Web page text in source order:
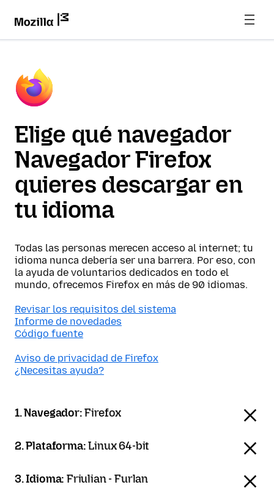
Elige qué navegador
Navegador Firefox
quieres descargar en
tu idioma
Todas las personas merecen acceso al internet; tu
idioma nunca debería ser una barrera. Por eso, con
la ayuda de voluntarios dedicados en todo el
mundo, ofrecemos Firefox en más de 90 idiomas.
Revisar los requisitos del sistema
Informe de novedades
Código fuente
Aviso de privacidad de Firefox
¿Necesitas ayuda?
1. Navegador:Firefox
2. Plataforma:Linux 64-bit
3. Idioma:Friulian - Furlan